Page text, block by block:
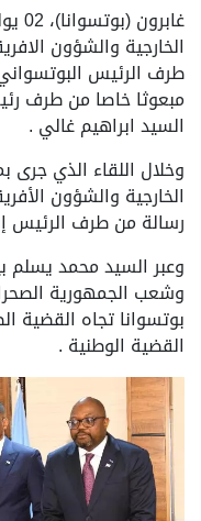
الخارجية والشؤون
طرف الرئيس
مبعوثا خاصا من طرف
السيد ابراهيم غالي .
وخلال اللقاء الذي جرى
الخارجية والشؤون
رسالة من طرف الرئيس
وعبر السيد محمد
وشعب الجمهورية
بوتسوانا تجاه القضية
القضية الوطنية .